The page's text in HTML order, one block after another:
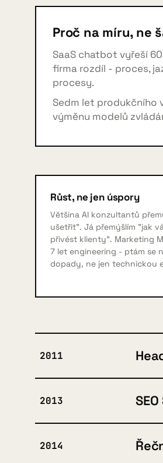
Proč na míru, ne
SaaS chatbot vyřeší
firma rozdíl - proces,
procesy.
Sedm let produkčního
výměnu modelů
Růst, ne jen úspory
Většina AI konzultantů
ušetřit". Já přemýšlím "jak
přivést klienty". Marketing
7 let engineering - ptám se
dopady, ne jen technickou
2011
2013
2014